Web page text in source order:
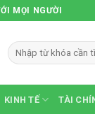
MỌI NGƯỜI
KINH TẾ TÀI